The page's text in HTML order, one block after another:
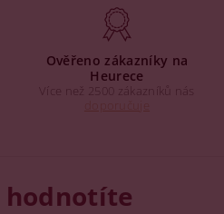
Ověřeno zákazníky na
Heurece
Více než 2500 zákazníků nás
hodnotíte